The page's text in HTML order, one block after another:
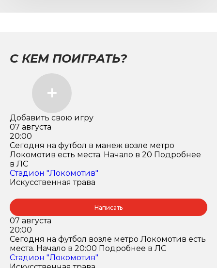
С КЕМ ПОИГРАТЬ?
Добавить свою игру
07 августа
20:00
Сегодня на футбол в манеж возле метро
Локомотив есть места. Начало в 20 Подробнее
в ЛС
Стадион "Локомотив"
Искусственная трава
Написать
07 августа
20:00
Сегодня на футбол возле метро Локомотив есть
места. Начало в 20:00 Подробнее в ЛС
Стадион "Локомотив"